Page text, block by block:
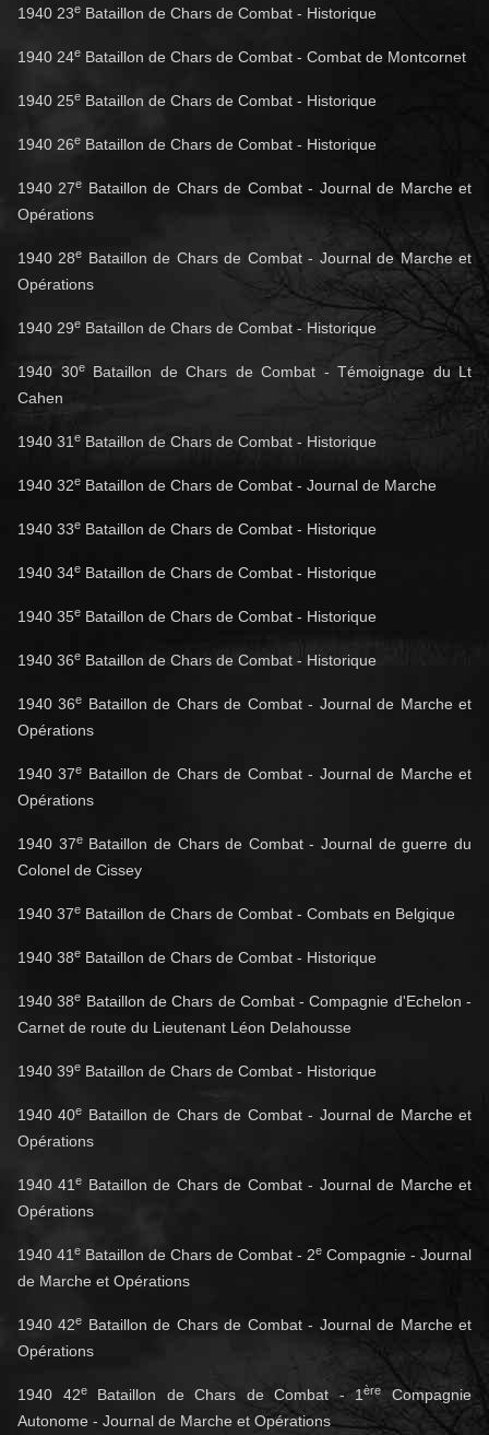
1940 23e Bataillon de Chars de Combat - Historique
1940 24e Bataillon de Chars de Combat - Combat de Montcornet
1940 25e Bataillon de Chars de Combat - Historique
1940 26e Bataillon de Chars de Combat - Historique
1940 27e Bataillon de Chars de Combat - Journal de Marche et
Opérations
1940 28e Bataillon de Chars de Combat - Journal de Marche et
Opérations
1940 29e Bataillon de Chars de Combat - Historique
1940 30eBataillon de Chars de Combat - Témoignage du Lt
Cahen
1940 31 e Bataillon de Chars de Combat - Historique
1940 32e Bataillon de Chars de Combat - Journal de Marche
1940 33e Bataillon de Chars de Combat - Historique
1940 34e Bataillon de Chars de Combat - Historique
1940 35e Bataillon de Chars de Combat - Historique
1940 36e Bataillon de Chars de Combat - Historique
1940 36e Bataillon de Chars de Combat - Journal de Marche et
Opérations
1940 37e Bataillon de Chars de Combat - Journal de Marche et
Opérations
1940 37eBataillon de Chars de Combat - Journal de guerre du
Colonel de Cissey
1940 37e Bataillon de Chars de Combat - Combats en Belgique
1940 38e Bataillon de Chars de Combat - Historique
1940 38e Bataillon de Chars de Combat - Compagnie d'Echelon -
Carnet de route du Lieutenant Léon Delahousse
1940 39e Bataillon de Chars de Combat - Historique
1940 40e Bataillon de Chars de Combat - Journal de Marche et
Opérations
1940 41e Bataillon de Chars de Combat - Journal de Marche et
Opérations
1940 41 e Bataillon de Chars de Combat - 2e Compagnie - Journal
de Marche et Opérations
1940 42e Bataillon de Chars de Combat - Journal de Marche et
Opérations
1940 42eBataillon de Chars de Combat - 1èreCompagnie
Autonome - Journal de Marche et Opérations